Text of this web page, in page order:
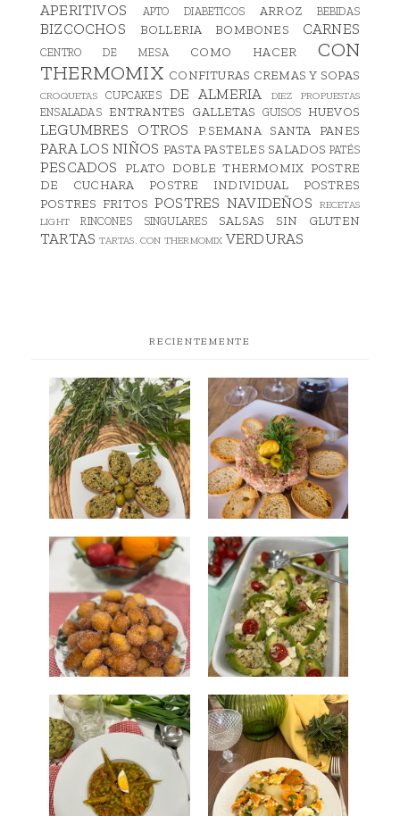
APERITIVOS APTO DIABETICOS ARROZ BEBIDAS
BIZCOCHOS BOLLERIA BOMBONES CARNES
CENTRO DE MESA COMO HACER
CON
THERMOMIX CONFITURAS CREMAS Y SOPAS
CROQUETAS CUPCAKES DE ALMERIA DIEZ PROPUESTAS
ENSALADAS ENTRANTES GALLETAS GUISOS HUEVOS
LEGUMBRES OTROS P.SEMANA SANTA PANES
PARA LOS NIÑOS PASTA PASTELES SALADOS PATÉS
PESCADOS PLATO DOBLE THERMOMIX POSTRE
DE CUCHARA
POSTRE INDIVIDUAL
POSTRES
POSTRES FRITOS POSTRES NAVIDEÑOS
RECETAS
LIGHT
RINCONES SINGULARES SALSAS SIN GLUTEN
TARTAS TARTAS. CON THERMOMIX VERDURAS
RECIENTEMENTE